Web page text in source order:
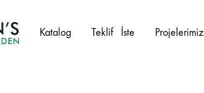
Katalog Teklif⠀İste Projelerimiz